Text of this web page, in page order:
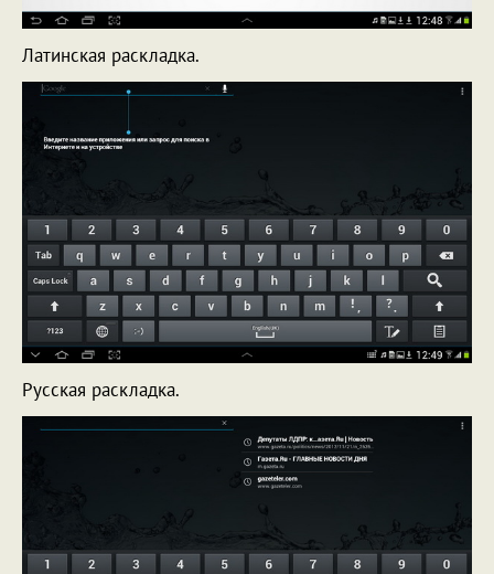
Латинская раскладка.
Русская раскладка.